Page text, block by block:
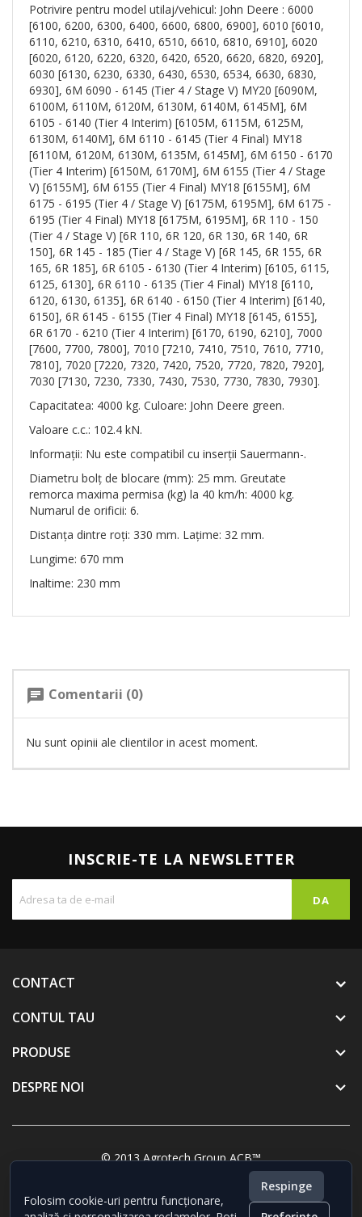
Folosim cookie-uri pentru funcționare,
Respinge
Potrivire pentru model utilaj/vehicul: John Deere : 6000
[6100, 6200, 6300, 6400, 6600, 6800, 6900], 6010 [6010,
6110, 6210, 6310, 6410, 6510, 6610, 6810, 6910], 6020
[6020, 6120, 6220, 6320, 6420, 6520, 6620, 6820, 6920],
6030 [6130, 6230, 6330, 6430, 6530, 6534, 6630, 6830,
6930], 6M 6090 - 6145 (Tier 4 / Stage V) MY20 [6090M,
6100M, 6110M, 6120M, 6130M, 6140M, 6145M], 6M
6105 - 6140 (Tier 4 Interim) [6105M, 6115M, 6125M,
6130M, 6140M], 6M 6110 - 6145 (Tier 4 Final) MY18
[6110M, 6120M, 6130M, 6135M, 6145M], 6M 6150 - 6170
(Tier 4 Interim) [6150M, 6170M], 6M 6155 (Tier 4 / Stage
V) [6155M], 6M 6155 (Tier 4 Final) MY18 [6155M], 6M
6175 - 6195 (Tier 4 / Stage V) [6175M, 6195M], 6M 6175 -
6195 (Tier 4 Final) MY18 [6175M, 6195M], 6R 110 - 150
(Tier 4 / Stage V) [6R 110, 6R 120, 6R 130, 6R 140, 6R
150], 6R 145 - 185 (Tier 4 / Stage V) [6R 145, 6R 155, 6R
165, 6R 185], 6R 6105 - 6130 (Tier 4 Interim) [6105, 6115,
6125, 6130], 6R 6110 - 6135 (Tier 4 Final) MY18 [6110,
6120, 6130, 6135], 6R 6140 - 6150 (Tier 4 Interim) [6140,
6150], 6R 6145 - 6155 (Tier 4 Final) MY18 [6145, 6155],
6R 6170 - 6210 (Tier 4 Interim) [6170, 6190, 6210], 7000
[7600, 7700, 7800], 7010 [7210, 7410, 7510, 7610, 7710,
7810], 7020 [7220, 7320, 7420, 7520, 7720, 7820, 7920],
7030 [7130, 7230, 7330, 7430, 7530, 7730, 7830, 7930].
Capacitatea: 4000 kg. Culoare: John Deere green.
Valoare c.c.: 102.4 kN.
Informații: Nu este compatibil cu inserții Sauermann-.
Diametru bolț de blocare (mm): 25 mm. Greutate
remorca maxima permisa (kg) la 40 km/h: 4000 kg.
Numarul de orificii: 6.
Distanţa dintre roţi: 330 mm. Laţime: 32 mm.
Lungime: 670 mm
Inaltime: 230 mm
chat Comentarii (0)
Nu sunt opinii ale clientilor in acest moment.
INSCRIE-TE LA NEWSLETTER
CONTACT
CONTUL TAU

PRODUSE 
DESPRE NOI 
© 2013 Agrotech Group ACB™